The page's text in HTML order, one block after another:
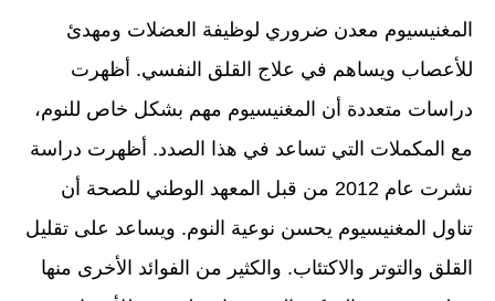
المغنيسيوم معدن ضروري لوظيفة العضلات ومهدئ
للأعصاب ويساهم في علاج القلق النفسي. أظهرت
دراسات متعددة أن المغنيسيوم مهم بشكل خاص للنوم،
مع المكملات التي تساعد في هذا الصدد. أظهرت دراسة
نشرت عام 2012 من قبل المعهد الوطني للصحة أن
تناول المغنيسيوم يحسن نوعية النوم. ويساعد على تقليل
القلق والتوتر والاكتئاب. والكثير من الفوائد الأخرى منها